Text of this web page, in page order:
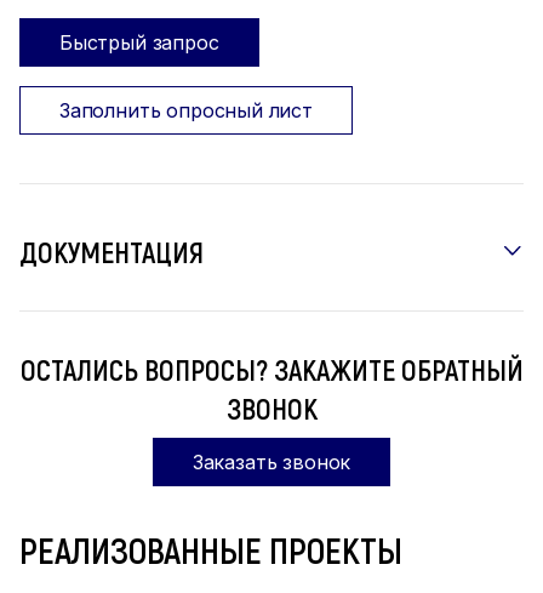
Быстрый запрос
Заполнить опросный лист
ДОКУМЕНТАЦИЯ
ОСТАЛИСЬ ВОПРОСЫ? ЗАКАЖИТЕ ОБРАТНЫЙ
ЗВОНОК
Заказать звонок
РЕАЛИЗОВАННЫЕ ПРОЕКТЫ